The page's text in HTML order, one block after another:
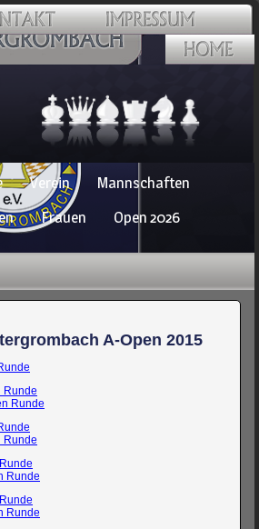
Verein
Mannschaften
Frauen
Open 2026
A-Open 2015
Runde
Runde
Runde
Runde
Runde